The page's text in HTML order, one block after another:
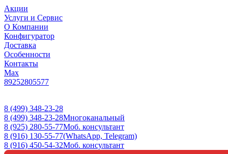
Акции
Услуги и Сервис
О Компании
Конфигуратор
Доставка
Особенности
Контакты
Max
89252805577
8 (499) 348-23-28
8 (499) 348-23-28Многоканальный
8 (925) 280-55-77Моб. консультант
8 (916) 130-55-77(WhatsApp, Telegram)
8 (916) 450-54-32Моб. консультант